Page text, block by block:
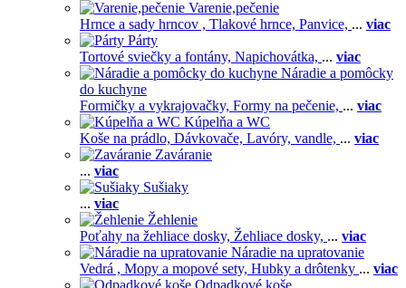
Varenie,pečenie
Hrnce a sady hrncov , Tlakové hrnce, Panvice, ... viac
Párty
Tortové sviečky a fontány, Napichovátka, ... viac
Náradie a pomôcky
do kuchyne
Formičky a vykrajovačky, Formy na pečenie, ... viac
Kúpelňa a WC
Koše na prádlo, Dávkovače, Lavóry, vandle, ... viac
Zaváranie
... viac
Sušiaky
... viac
Žehlenie
Poťahy na žehliace dosky, Žehliace dosky, ... viac
Náradie na upratovanie
Vedrá , Mopy a mopové sety, Hubky a drôtenky ... viac
Odpadkové koše